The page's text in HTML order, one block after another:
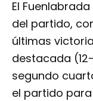
El
del partido,
últimas
destacada
segundo
el partido